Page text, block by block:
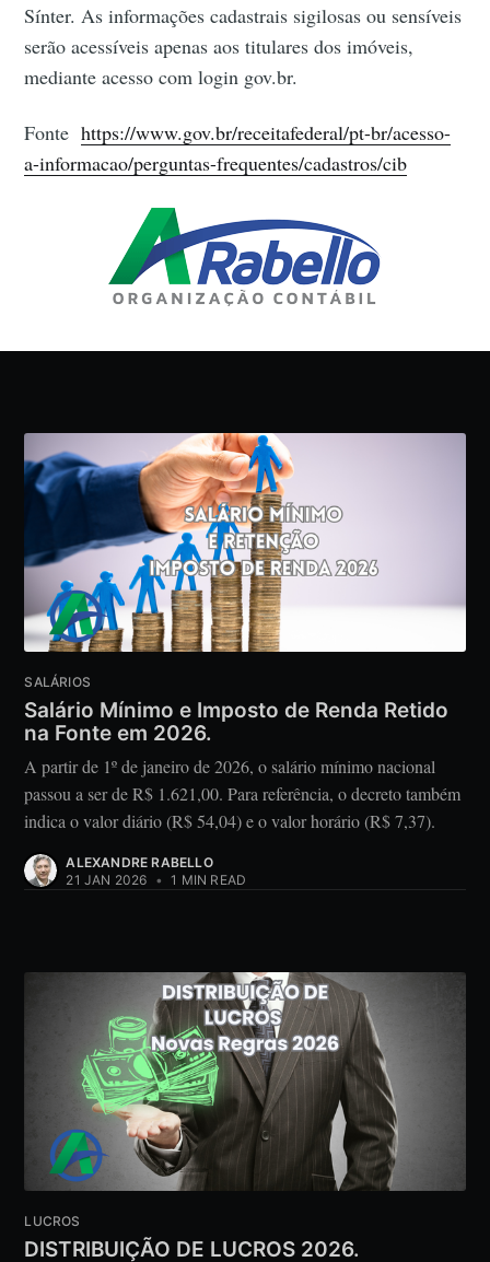
Sínter. As informações cadastrais sigilosas ou sensíveis
serão acessíveis apenas aos titulares dos imóveis,
mediante acesso com login gov.br.
Fontehttps://www.gov.br/receitafederal/pt-br/acesso-
a-informacao/perguntas-frequentes/cadastros/cib
SALÁRIOS
Salário Mínimo e Imposto de Renda Retido
na Fonte em 2026.
A partir de 1º de janeiro de 2026, o salário mínimo nacional
passou a ser de R$ 1.621,00. Para referência, o decreto também
indica o valor diário (R$ 54,04) e o valor horário (R$ 7,37).
ALEXANDRE RABELLO
21 JAN 2026 • 1 MIN READ
LUCROS
DISTRIBUIÇÃO DE LUCROS 2026.